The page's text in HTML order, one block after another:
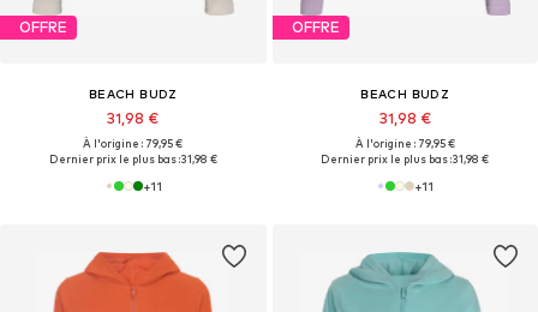
OFFRE
BEACH BUDZ
31,98 €
À l'origine : 79,95 €
Dernier prix le plus bas :31,98 €
+11
OFFRE
BEACH BUDZ
31,98 €
À l'origine : 79,95 €
Dernier prix le plus bas :31,98 €
+11